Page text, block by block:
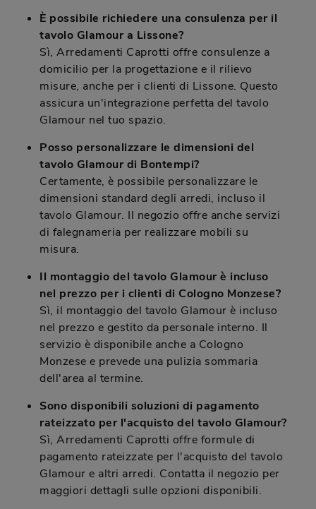
È possibile richiedere una consulenza per il
tavolo Glamour a Lissone?
Sì, Arredamenti Caprotti offre consulenze a
domicilio per la progettazione e il rilievo
misure, anche per i clienti di Lissone. Questo
assicura un'integrazione perfetta del tavolo
Glamour nel tuo spazio.
Posso personalizzare le dimensioni del
tavolo Glamour di Bontempi?
Certamente, è possibile personalizzare le
dimensioni standard degli arredi, incluso il
tavolo Glamour. Il negozio offre anche servizi
di falegnameria per realizzare mobili su
misura.
Il montaggio del tavolo Glamour è incluso
nel prezzo per i clienti di Cologno Monzese?
Sì, il montaggio del tavolo Glamour è incluso
nel prezzo e gestito da personale interno. Il
servizio è disponibile anche a Cologno
Monzese e prevede una pulizia sommaria
dell'area al termine.
Sono disponibili soluzioni di pagamento
rateizzato per l'acquisto del tavolo Glamour?
Sì, Arredamenti Caprotti offre formule di
pagamento rateizzate per l'acquisto del tavolo
Glamour e altri arredi. Contatta il negozio per
maggiori dettagli sulle opzioni disponibili.